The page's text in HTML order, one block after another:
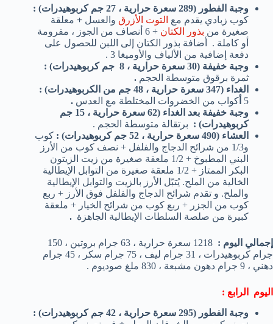
وجبة الفطور (289 سعرة حرارية ، 27 جم كربوهيدرات)
:
كوب زبادي يقدم مع التوت الأزرق والعسل + معلقة
صغيرة من بذور الكتان
+ 6 أنصاف من الجوز ، مفرومة
أو كاملة . أضافة بذور الكتان إلى اللبن للحصول على
دفعة إضافية من الألياف والأوميغا 3 .
وجبة خفيفة (30 سعرة حرارية ، 8 جم كربوهيدرات)
:
ثمرة برقوق متوسطة الحجم .
الغداء (347 سعرة حرارية ، 48 جم من الكربوهيدرات)
:
5 كواب من الخضروات المختلطة مع العدس .
وجبة خفيفة بعد الغداء
(62 سعرة حرارية ، 15 جم
كربوهيدرات) : برتقالة متوسطة الحجم .
العشاء (490 سعرة حرارية ، 52 جم كربوهيدرات)
: كوب
و1/3 من شرائح الدجاج والفلفل + نصف كوب من الأرز
البني المطبوخ + 1/2 ملعقة صغيرة من زيت الزيتون
البكر الممتاز + 1/2 ملعقة صغيرة من التوابل الإيطالية
الخالية من الملح. يُتبّل الأرز بالزيت والتوابل الإيطالية
والملح. و تقدم شرائح الدجاج والفلفل فوق الأرز + ربع
كوب من الجزر + ربع كوب من شرائح الخيار + ملعقة
كبيرة من صلصة السلطات الإيطالية الجاهزة .
إجمالي اليوم :
1218 سعرة حرارية ، 63 جرام بروتين ، 150
جرام كربوهيدرات ، 31 جرام ليف ، 75 جرام سكر ، 45 جرام
دهني ، 9 جرام دهون مشبعة ، 830 ملغ صوديوم .
اليوم الرابع :
وجبة الفطور (295 سعرة حرارية ، 42 جم كربوهيدرات)
: